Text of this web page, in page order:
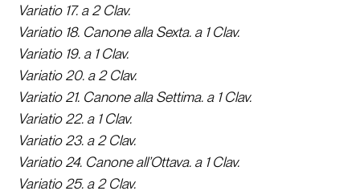
Variatio 17. a 2 Clav.
Variatio 18. Canone alla Sexta. a 1 Clav.
Variatio 19. a 1 Clav.
Variatio 20. a 2 Clav.
Variatio 21. Canone alla Settima. a 1 Clav.
Variatio 22. a 1 Clav.
Variatio 23. a 2 Clav.
Variatio 24. Canone all’Ottava. a 1 Clav.
Variatio 25. a 2 Clav.